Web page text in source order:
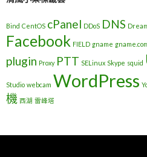
Bind CentOS cPanel DDoS DNS
Facebook FIELD gname
plugin Proxy PTT SELinux Skype squid
Studio webcam WordPress
機 西湖 雷峰塔